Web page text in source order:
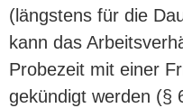
(längstens für die
kann das
Probezeit mit einer
gekündigt werden (§